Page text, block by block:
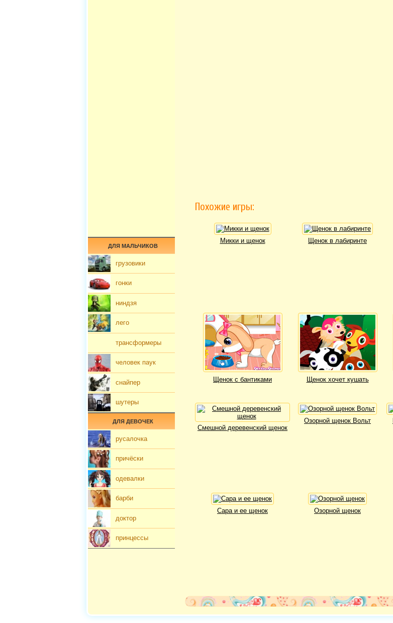
Похожие игры:
Микки и щенок Щенок в лабиринте
Щенок с бантиками Щенок хочет кушать
Смешной деревенский щенок
Озорной щенок Вольт
Сара и ее щенок Озорной щенок
ДЛЯ МАЛЬЧИКОВ
грузовики
гонки
ниндзя
лего
трансформеры
человек паук
снайпер
шутеры
ДЛЯ ДЕВОЧЕК
русалочка
причёски
одевалки
барби
доктор
принцессы